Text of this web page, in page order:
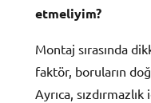
etmeliyim?
Montaj sırasında
faktör, boruların
Ayrıca,